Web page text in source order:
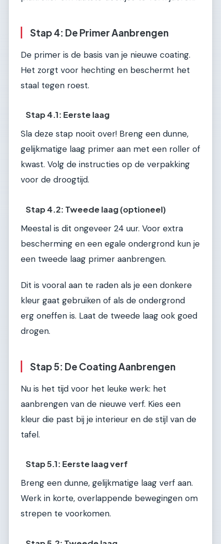
Stap 4: De Primer Aanbrengen
De primer is de basis van je nieuwe coating.
Het zorgt voor hechting en beschermt het
staal tegen roest.
Stap 4.1: Eerste laag
Sla deze stap nooit over! Breng een dunne,
gelijkmatige laag primer aan met een roller of
kwast. Volg de instructies op de verpakking
voor de droogtijd.
Stap 4.2: Tweede laag (optioneel)
Meestal is dit ongeveer 24 uur. Voor extra
bescherming en een egale ondergrond kun je
een tweede laag primer aanbrengen.
Dit is vooral aan te raden als je een donkere
kleur gaat gebruiken of als de ondergrond
erg oneffen is. Laat de tweede laag ook goed
drogen.
Stap 5: De Coating Aanbrengen
Nu is het tijd voor het leuke werk: het
aanbrengen van de nieuwe verf. Kies een
kleur die past bij je interieur en de stijl van de
tafel.
Stap 5.1: Eerste laag verf
Breng een dunne, gelijkmatige laag verf aan.
Werk in korte, overlappende bewegingen om
strepen te voorkomen.